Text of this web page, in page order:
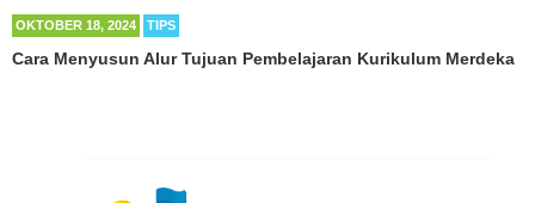
OKTOBER 18, 2024 TIPS
Cara Menyusun Alur Tujuan Pembelajaran Kurikulum Merdeka